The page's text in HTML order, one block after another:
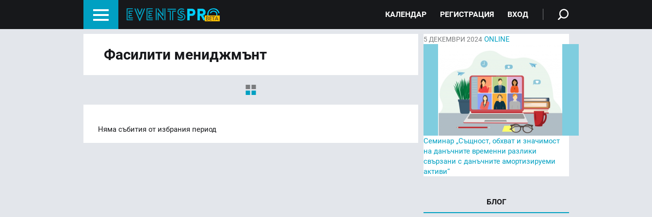
КАЛЕНДАР РЕГИСТРАЦИЯ ВХОД
Фасилити мениджмънт
Няма събития от избрания период
5ДЕКЕМВРИ 2024 ONLINE
Семинар „Същност, обхват и значимост
на данъчните временни разлики
свързани с данъчните амортизируеми
активи“
БЛОГ